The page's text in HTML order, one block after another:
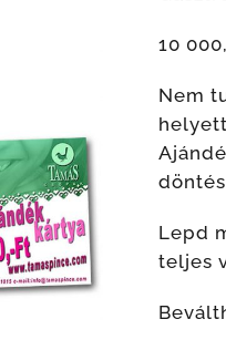
10
Nem
Lepd
teljes